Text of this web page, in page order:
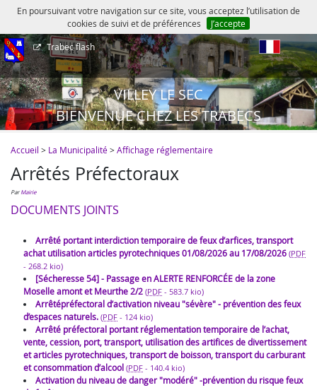
En poursuivant votre navigation sur ce site, vous acceptez l’utilisation de
cookies de suivi et de préférences
J’accepte
Trabec flash
VILLEY LE SEC
BIENVENUE CHEZ LES TRABECS
Accueil > La Municipalité>Affichage réglementaire
Arrêtés Préfectoraux
parMairie
DOCUMENTS JOINTS
Arrêté portant interdiction temporaire de feux d’arfices, transport
achat utilisation articles pyrotechniques 01/08/2026 au 17/08/2026 (PDF
- 268.2 kio)
[Sécheresse 54] - Passage en ALERTE RENFORCÉE de la zone
Moselle amont et Meurthe 2/2 (PDF - 583.7 kio)
Arrêtépréfectoral d’activation niveau "sévère" - prévention des feux
d’espaces naturels. (PDF - 124 kio)
Arrêté préfectoral portant réglementation temporaire de l’achat,
vente, cession, port, transport, utilisation des artifices de divertissement
et articles pyrotechniques, transport de boisson, transport du carburant
et consommation d’alcool (PDF - 140.4 kio)
Activation du niveau de danger "modéré" -prévention du risque feux